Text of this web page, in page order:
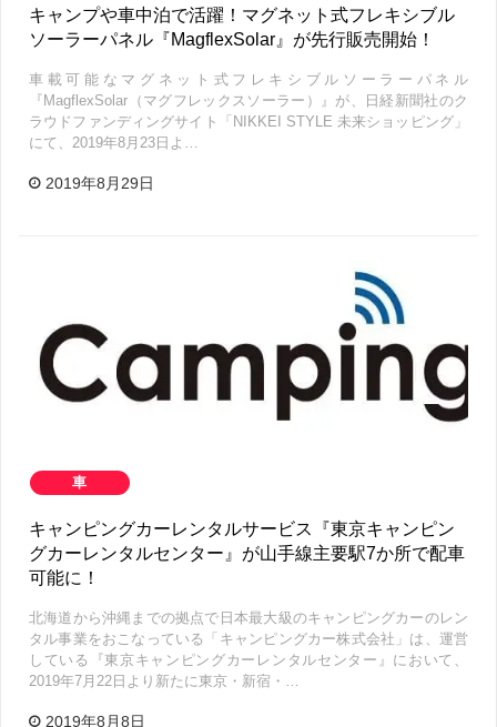
キャンプや車中泊で活躍！マグネット式フレキシブル
ソーラーパネル『MagflexSolar』が先行販売開始！
車載可能なマグネット式フレキシブルソーラーパネル
『MagflexSolar（マグフレックスソーラー）』が、日経新聞社のク
ラウドファンディングサイト「NIKKEI STYLE 未来ショッピング」
にて、2019年8月23日よ…
2019年8月29日
車
キャンピングカーレンタルサービス『東京キャンピン
グカーレンタルセンター』が山手線主要駅7か所で配車
可能に！
北海道から沖縄までの拠点で日本最大級のキャンピングカーのレン
タル事業をおこなっている「キャンピングカー株式会社」は、運営
している『東京キャンピングカーレンタルセンター』において、
2019年7月22日より新たに東京・新宿・…
2019年8月8日